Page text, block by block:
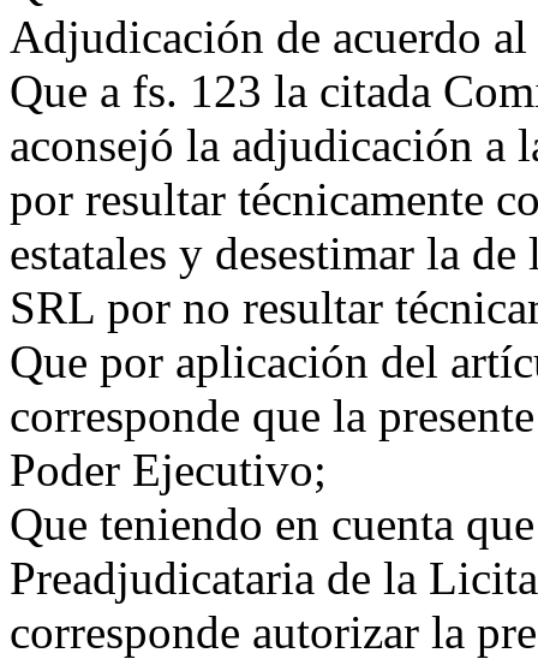
Adjudicación de acuerdo
Que a fs. 123 la citada
aconsejó la adjudicación a
por resultar técnicamente
estatales y desestimar la
SRL por no resultar
Que por aplicación del
corresponde que la
Poder Ejecutivo;
Que teniendo en cuenta
Preadjudicataria de la
corresponde autorizar la